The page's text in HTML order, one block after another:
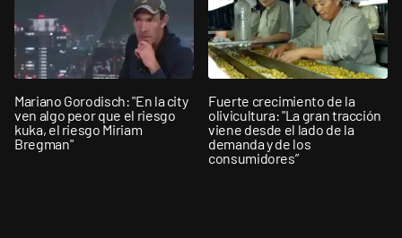
Mariano Gorodisch: "En la city
ven algo peor que el riesgo
kuka, el riesgo Miriam
Bregman"
Fuerte crecimiento de la
olivicultura: "La gran tracción
viene desde el lado de la
demanda y de los
consumidores”